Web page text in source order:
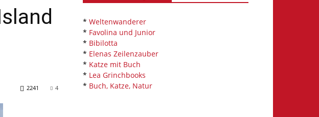
4
2241
* Weltenwanderer
* Favolina und Junior
* Bibilotta
* Elenas Zeilenzauber
* Katze mit Buch
* Lea Grinchbooks
* Buch, Katze, Natur